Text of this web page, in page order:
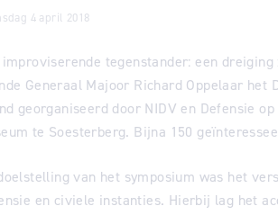
4 april 2018
improviserende tegenstander: een
Generaal Majoor Richard Oppelaar het
georganiseerd door NIDV en Defensie
te Soesterberg. Bijna 150
van het symposium was het
en civiele instanties. Hierbij lag het